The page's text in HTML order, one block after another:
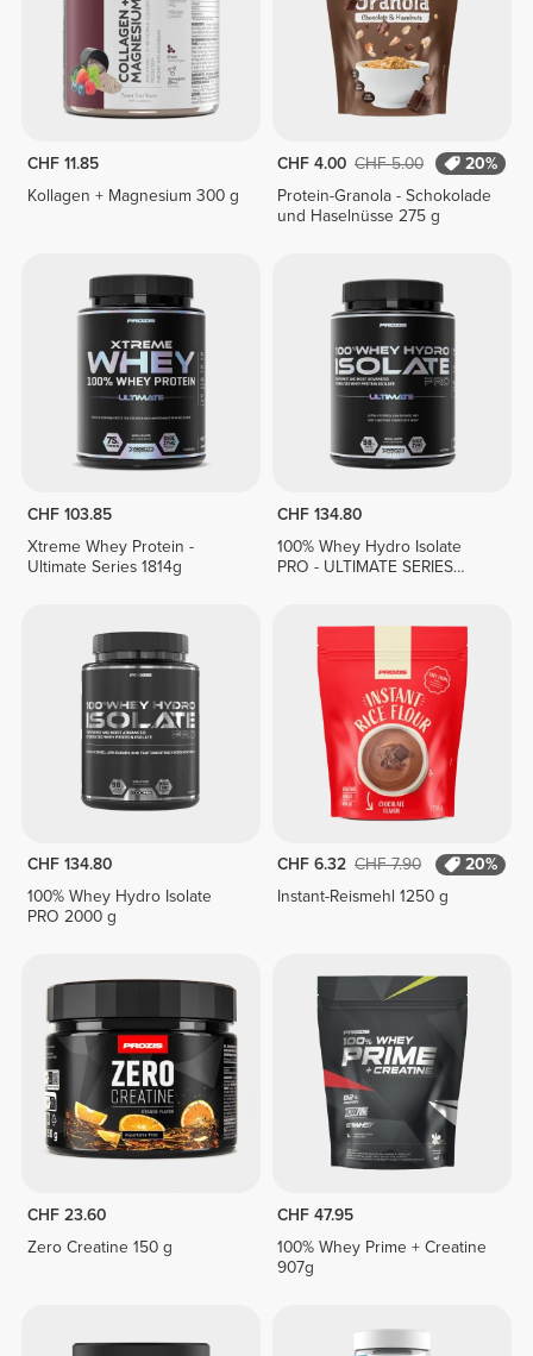
CHF 11.85
Kollagen + Magnesium 300 g
CHF 4.00 CHF 5.00
20%
Protein-Granola - Schokolade
und Haselnüsse 275 g
CHF 103.85
Xtreme Whey Protein -
Ultimate Series 1814g
CHF 134.80
100% Whey Hydro Isolate
PRO - ULTIMATE SERIES
CHF 134.80
100% Whey Hydro Isolate
PRO 2000 g
CHF 6.32 CHF 7.90
20%
Instant-Reismehl 1250 g
CHF 23.60
Zero Creatine 150 g
CHF 47.95
100% Whey Prime + Creatine
907g